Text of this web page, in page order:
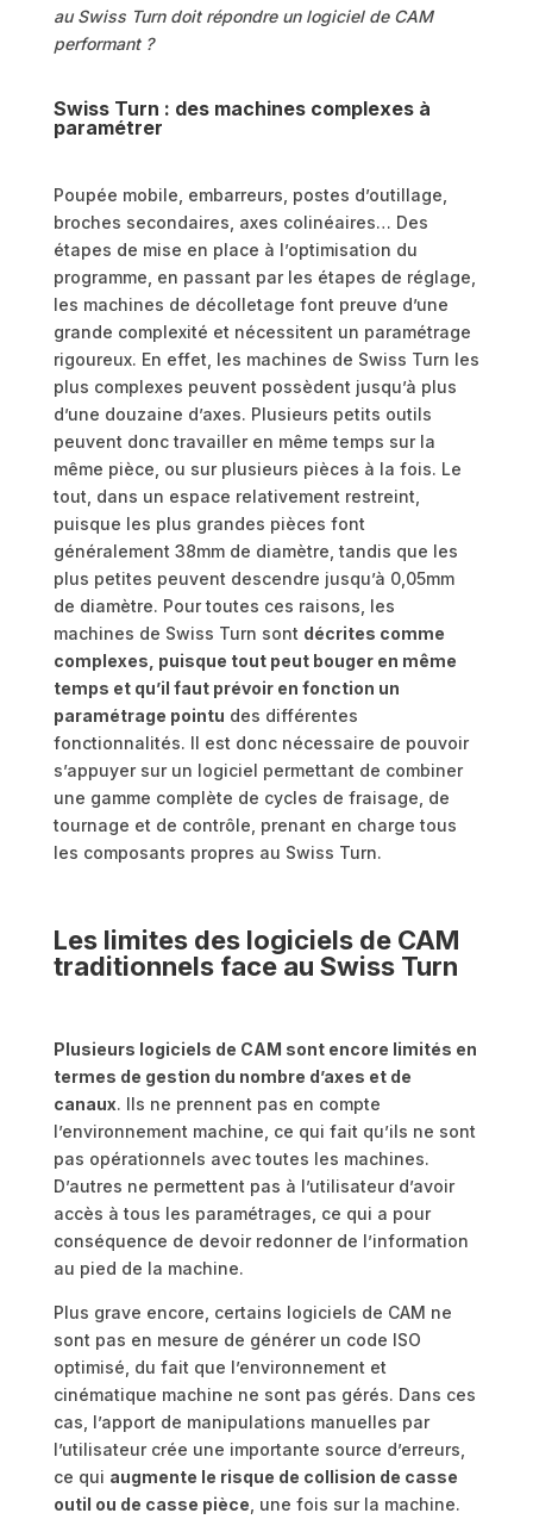
au Swiss Turn doit répondre un logiciel de CAM
performant ?
Swiss Turn : des machines complexes à
paramétrer
Poupée mobile, embarreurs, postes d’outillage,
broches secondaires, axes colinéaires… Des
étapes de mise en place à l’optimisation du
programme, en passant par les étapes de réglage,
les machines de décolletage font preuve d’une
grande complexité et nécessitent un paramétrage
rigoureux. En effet, les machines de Swiss Turn les
plus complexes peuvent possèdent jusqu’à plus
d’une douzaine d’axes. Plusieurs petits outils
peuvent donc travailler en même temps sur la
même pièce, ou sur plusieurs pièces à la fois. Le
tout, dans un espace relativement restreint,
puisque les plus grandes pièces font
généralement 38mm de diamètre, tandis que les
plus petites peuvent descendre jusqu’à 0,05mm
de diamètre. Pour toutes ces raisons, les
machines de Swiss Turn sont décrites comme
complexes, puisque tout peut bouger en même
temps et qu’il faut prévoir en fonction un
paramétrage pointu des différentes
fonctionnalités. Il est donc nécessaire de pouvoir
s’appuyer sur un logiciel permettant de combiner
une gamme complète de cycles de fraisage, de
tournage et de contrôle, prenant en charge tous
les composants propres au Swiss Turn.
Les limites des logiciels de CAM
traditionnels face au Swiss Turn
Plusieurs logiciels de CAM sont encore limités en
termes de gestion du nombre d’axes et de
canaux. Ils ne prennent pas en compte
l’environnement machine, ce qui fait qu’ils ne sont
pas opérationnels avec toutes les machines.
D’autres ne permettent pas à l’utilisateur d’avoir
accès à tous les paramétrages, ce qui a pour
conséquence de devoir redonner de l’information
au pied de la machine.
Plus grave encore, certains logiciels de CAM ne
sont pas en mesure de générer un code ISO
optimisé, du fait que l’environnement et
cinématique machine ne sont pas gérés. Dans ces
cas, l’apport de manipulations manuelles par
l’utilisateur crée une importante source d’erreurs,
ce qui augmente le risque de collision de casse
outil ou de casse pièce , une fois sur la machine.